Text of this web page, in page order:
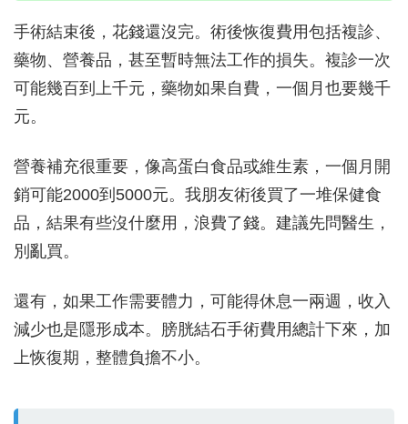
手術結束後，花錢還沒完。術後恢復費用包括複診、
藥物、營養品，甚至暫時無法工作的損失。複診一次
可能幾百到上千元，藥物如果自費，一個月也要幾千
元。
營養補充很重要，像高蛋白食品或維生素，一個月開
銷可能2000到5000元。我朋友術後買了一堆保健食
品，結果有些沒什麼用，浪費了錢。建議先問醫生，
別亂買。
還有，如果工作需要體力，可能得休息一兩週，收入
減少也是隱形成本。膀胱結石手術費用總計下來，加
上恢復期，整體負擔不小。